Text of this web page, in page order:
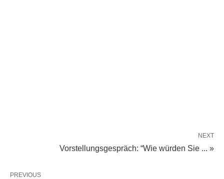
NEXT
Vorstellungsgespräch: “Wie würden Sie ... »
PREVIOUS